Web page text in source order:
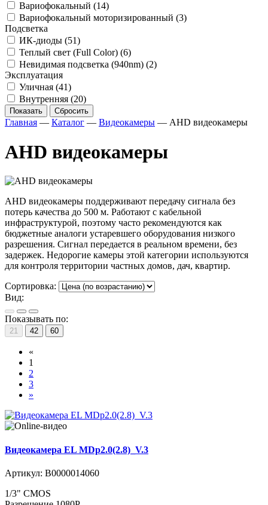
Вариофокальный (14)
Вариофокальный моторизированный (3)
Подсветка
ИК-диоды (51)
Теплый свет (Full Color) (6)
Невидимая подсветка (940nm) (2)
Эксплуатация
Уличная (41)
Внутренняя (20)
Показать Сбросить
Главная — Каталог — Видеокамеры — AHD видеокамеры
AHD видеокамеры
AHD видеокамеры поддерживают передачу сигнала без
потерь качества до 500 м. Работают с кабельной
инфраструктурой, поэтому часто рекомендуются как
бюджетные аналоги устаревшего оборудования низкого
разрешения. Сигнал передается в реальном времени, без
задержек. Недорогие камеры этой категории используются
для контроля территории частных домов, дач, квартир.
Сортировка:
Вид:
Показывать по:
21 42 60
«
1
2
3
»
Видеокамера EL MDp2.0(2.8)_V.3
Артикул: В0000014060
1/3" CMOS